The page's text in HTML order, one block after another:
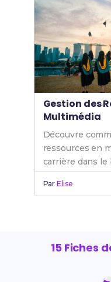
Gestion des
Multimédia
Découvre
ressources en
carrière dans le
l'internet.
ParElise
15 Fiches